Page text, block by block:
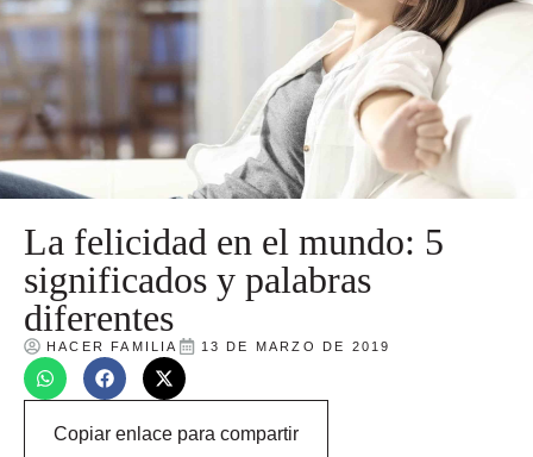
La felicidad en el mundo: 5
significados y palabras
diferentes
HACER FAMILIA 13 DE MARZO DE 2019
Copiar enlace para compartir